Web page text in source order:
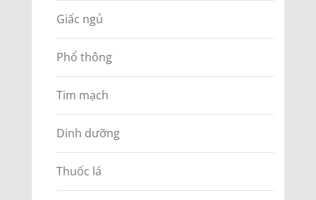
Giấc ngủ
Phổ thông
Tim mạch
Dinh dưỡng
Thuốc lá